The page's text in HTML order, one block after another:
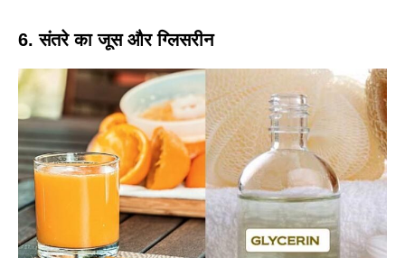
6. संतरे का जूस और ग्लिसरीन